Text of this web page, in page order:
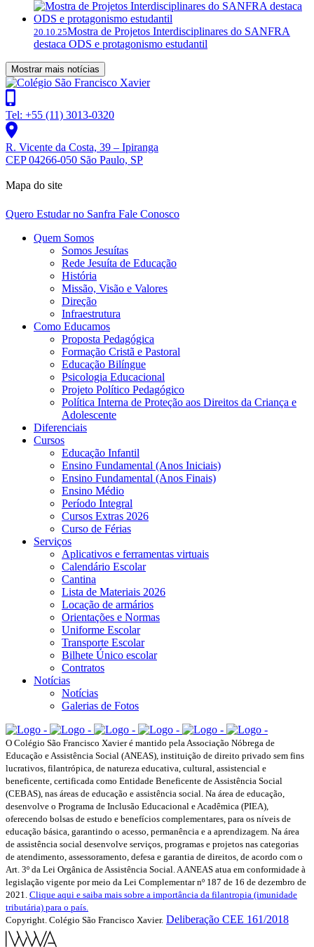
20.10.25Mostra de Projetos Interdisciplinares do SANFRA
destaca ODS e protagonismo estudantil
Mostrar mais notícias
Tel: +55 (11) 3013-0320
R. Vicente da Costa, 39 – Ipiranga
CEP 04266-050 São Paulo, SP
Mapa do site
Quero Estudar no Sanfra Fale Conosco
Quem Somos
Somos Jesuítas
Rede Jesuíta de Educação
História
Missão, Visão e Valores
Direção
Infraestrutura
Como Educamos
Proposta Pedagógica
Formação Cristã e Pastoral
Educação Bilíngue
Psicologia Educacional
Projeto Político Pedagógico
Política Interna de Proteção aos Direitos da Criança e
Adolescente
Diferenciais
Cursos
Educação Infantil
Ensino Fundamental (Anos Iniciais)
Ensino Fundamental (Anos Finais)
Ensino Médio
Período Integral
Cursos Extras 2026
Curso de Férias
Serviços
Aplicativos e ferramentas virtuais
Calendário Escolar
Cantina
Lista de Materiais 2026
Locação de armários
Orientações e Normas
Uniforme Escolar
Transporte Escolar
Bilhete Único escolar
Contratos
Notícias
Notícias
Galerias de Fotos
O Colégio São Francisco Xavier é mantido pela Associação Nóbrega de
Educação e Assistência Social (ANEAS), instituição de direito privado sem fins
lucrativos, filantrópica, de natureza educativa, cultural, assistencial e
beneficente, certificada como Entidade Beneficente de Assistência Social
(CEBAS), nas áreas de educação e assistência social. Na área de educação,
desenvolve o Programa de Inclusão Educacional e Acadêmica (PIEA),
oferecendo bolsas de estudo e benefícios complementares, para os níveis de
educação básica, garantindo o acesso, permanência e a aprendizagem. Na área
de assistência social desenvolve serviços, programas e projetos nas categorias
de atendimento, assessoramento, defesa e garantia de direitos, de acordo com o
Art. 3º da Lei Orgânica de Assistência Social. A ANEAS atua em conformidade à
legislação vigente por meio da Lei Complementar nº 187 de 16 de dezembro de
2021. Clique aqui e saiba mais sobre a importância da filantropia (imunidade
tributária) para o país.
Copyright. Colégio São Francisco Xavier. Deliberação CEE 161/2018